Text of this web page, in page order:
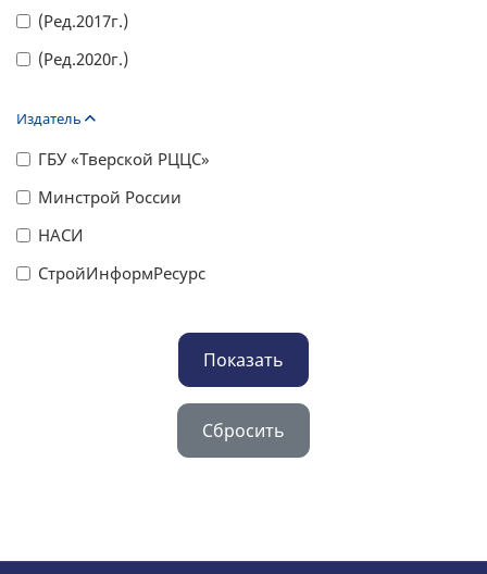
(Ред.2017г.)
(Ред.2020г.)
Издатель
ГБУ «Тверской РЦЦС»
Минстрой России
НАСИ
СтройИнформРесурс